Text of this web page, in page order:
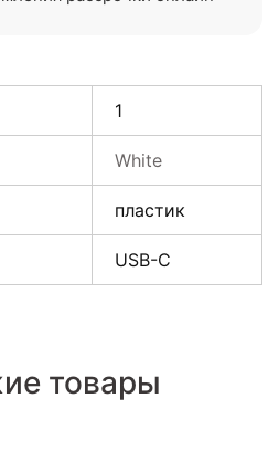
1
White
пластик
USB-C
товары